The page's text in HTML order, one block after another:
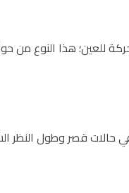
للعين؛ هذا النوع من
حالات قصر وطول النظر